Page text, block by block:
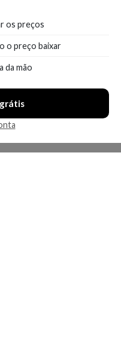
os preços
o preço baixar
da mão